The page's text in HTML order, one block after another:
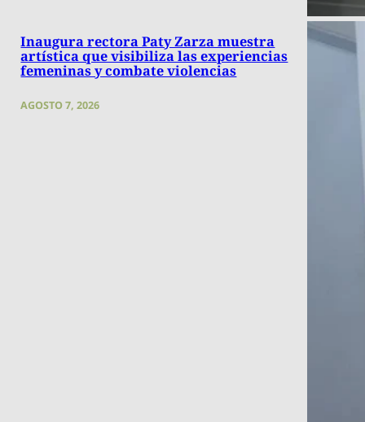
Inaugura rectora Paty Zarza muestra
artística que visibiliza las experiencias
femeninas y combate violencias
AGOSTO 7, 2026